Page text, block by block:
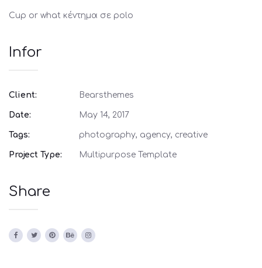
Cup or what κέντημα σε polo
Infor
Client: Bearsthemes
Date: May 14, 2017
Tags: photography, agency, creative
Project Type: Multipurpose Template
Share